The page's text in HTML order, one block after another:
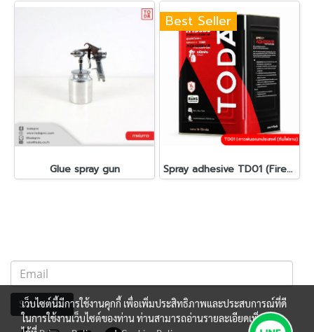
Glue spray gun
Best Seller
Spray adhesive TD01 (Fire-retardant)
Subscribe
เว็บไซต์นี้มีการใช้งานคุกกี้ เพื่อเพิ่มประสิทธิภาพและประสบการณ์ที่ดี
ในการใช้งานเว็บไซต์ของท่าน ท่านสามารถอ่านรายละเอียดเพิ่มเติม